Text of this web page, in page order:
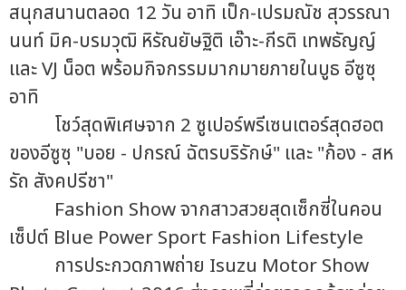
สนุกสนานตลอด 12 วัน อาทิ เป็ก-เปรมณัช สุวรรณา
นนท์ มิค-บรมวุฒิ หิรัณยัษฐิติ เอ๊าะ-กีรติ เทพธัญญ์
และ VJ น็อต พร้อมกิจกรรมมากมายภายในบูธ อีซูซุ
อาทิ
โชว์สุดพิเศษจาก 2 ซูเปอร์พรีเซนเตอร์สุดฮอต
ของอีซูซุ "บอย - ปกรณ์ ฉัตรบริรักษ์" และ "ก้อง - สห
รัถ สังคปรีชา"
Fashion Show จากสาวสวยสุดเซ็กซี่ในคอน
เซ็ปต์ Blue Power Sport Fashion Lifestyle
การประกวดภาพถ่าย Isuzu Motor Show